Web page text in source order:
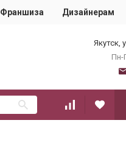
Франшиза Дизайнерам
Якутск,
Пн-